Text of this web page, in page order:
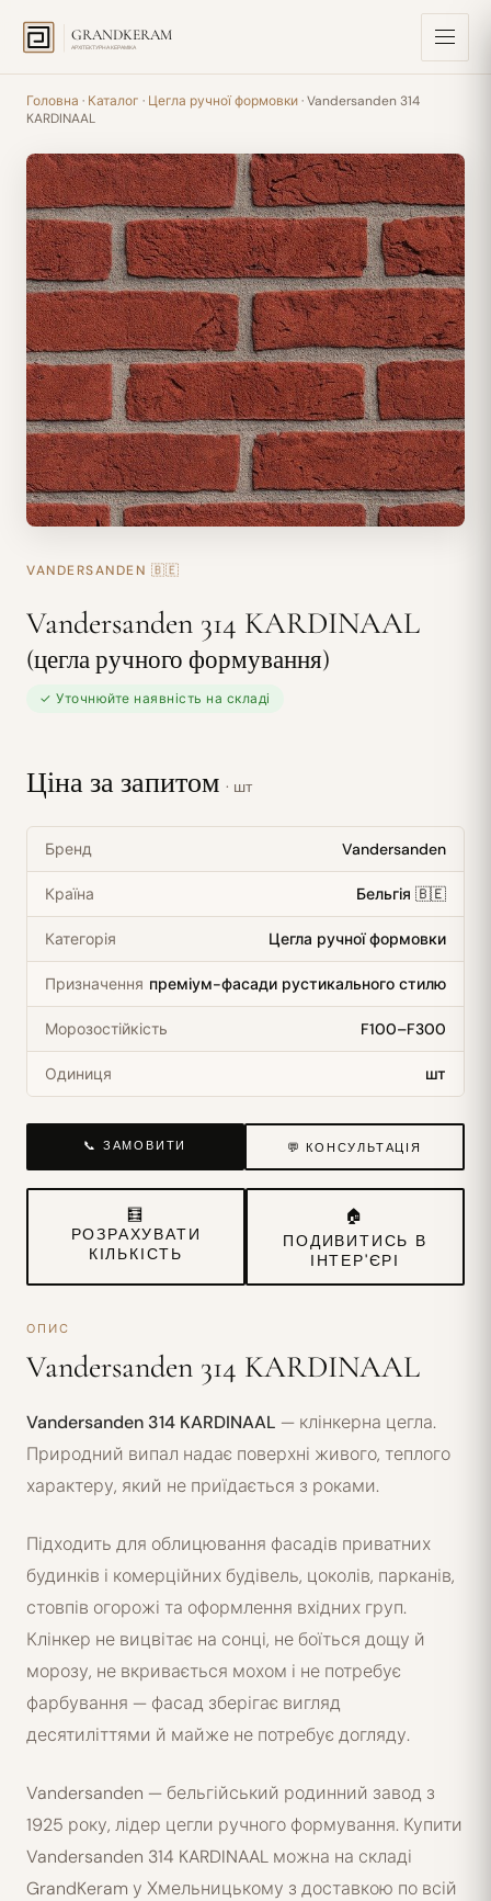
GRANDKERAM
АРХІТЕКТУРНА КЕРАМІКА
Головна · Каталог · Цегла ручної формовки· Vandersanden 314
KARDINAAL
VANDERSANDEN 🇧🇪
Vandersanden 314 KARDINAAL
(цегла ручного формування)
✓ Уточнюйте наявність на складі
Ціна за запитом · шт
Бренд Vandersanden
Країна Бельгія 🇧🇪
Категорія Цегла ручної формовки
Призначення преміум-фасади рустикального стилю
Морозостійкість F100–F300
Одиниця шт
📞 ЗАМОВИТИ 💬 КОНСУЛЬТАЦІЯ
🧮
РОЗРАХУВАТИ
КІЛЬКІСТЬ
🏠
ПОДИВИТИСЬ В
ІНТЕР'ЄРІ
ОПИС
Vandersanden 314 KARDINAAL
Vandersanden 314 KARDINAAL — клінкерна цегла.
Природний випал надає поверхні живого, теплого
характеру, який не приїдається з роками.
Підходить для облицювання фасадів приватних
будинків і комерційних будівель, цоколів, парканів,
стовпів огорожі та оформлення вхідних груп.
Клінкер не вицвітає на сонці, не боїться дощу й
морозу, не вкривається мохом і не потребує
фарбування — фасад зберігає вигляд
десятиліттями й майже не потребує догляду.
Vandersanden — бельгійський родинний завод з
1925 року, лідер цегли ручного формування. Купити
Vandersanden 314 KARDINAAL можна на складі
GrandKeram у Хмельницькому з доставкою по всій